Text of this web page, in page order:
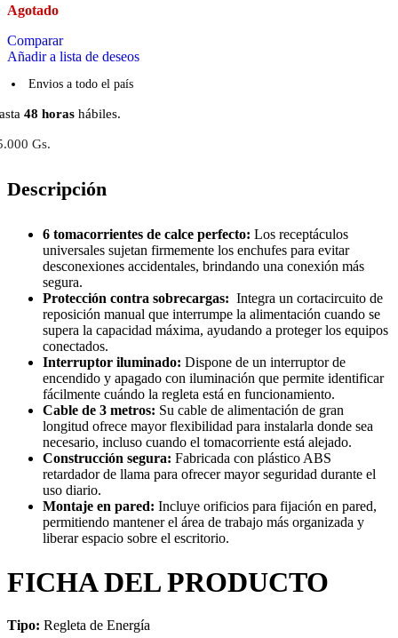
Agotado
Comparar
Añadir a lista de deseos
Envios a todo el país
48 horas hábiles.
Gs.
Descripción
6 tomacorrientes de calce perfecto: Los receptáculos
universales sujetan firmemente los enchufes para evitar
desconexiones accidentales, brindando una conexión más
segura.
Protección contra sobrecargas: Integra un cortacircuito de
reposición manual que interrumpe la alimentación cuando se
supera la capacidad máxima, ayudando a proteger los equipos
conectados.
Interruptor iluminado: Dispone de un interruptor de
encendido y apagado con iluminación que permite identificar
fácilmente cuándo la regleta está en funcionamiento.
Cable de 3 metros: Su cable de alimentación de gran
longitud ofrece mayor flexibilidad para instalarla donde sea
necesario, incluso cuando el tomacorriente está alejado.
Construcción segura: Fabricada con plástico ABS
retardador de llama para ofrecer mayor seguridad durante el
uso diario.
Montaje en pared: Incluye orificios para fijación en pared,
permitiendo mantener el área de trabajo más organizada y
liberar espacio sobre el escritorio.
FICHA DEL PRODUCTO
Tipo: Regleta de Energía